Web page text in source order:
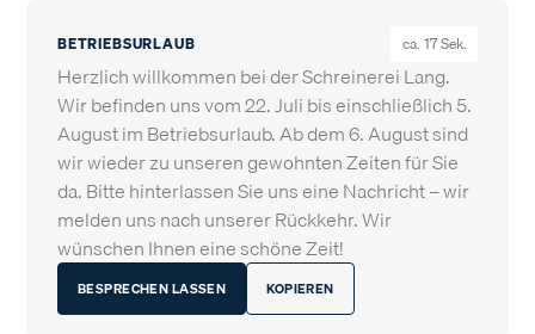
BETRIEBSURLAUB ca. 17 Sek.
Herzlich willkommen bei der Schreinerei Lang.
Wir befinden uns vom 22. Juli bis einschließlich 5.
August im Betriebsurlaub. Ab dem 6. August sind
wir wieder zu unseren gewohnten Zeiten für Sie
da. Bitte hinterlassen Sie uns eine Nachricht – wir
melden uns nach unserer Rückkehr. Wir
wünschen Ihnen eine schöne Zeit!
BESPRECHEN LASSEN KOPIEREN